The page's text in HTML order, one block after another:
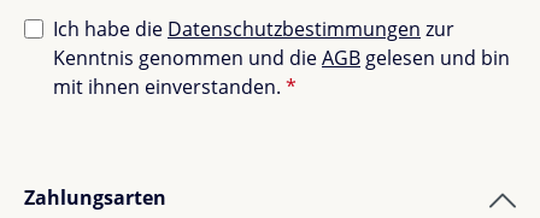
Ich habe die Datenschutzbestimmungen zur
Kenntnis genommen und dieAGB gelesen und bin
mit ihnen einverstanden. *
Zahlungsarten